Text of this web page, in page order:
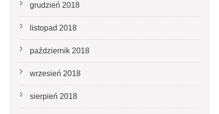
grudzień 2018
listopad 2018
październik 2018
wrzesień 2018
sierpień 2018